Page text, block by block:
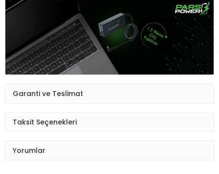
Garanti ve Teslimat
Taksit Seçenekleri
Yorumlar